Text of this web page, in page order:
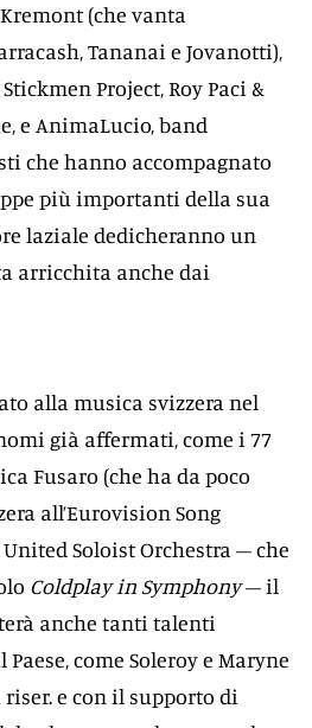
(che vanta
Tananai e Jovanotti),
Project, Roy Paci &
e AnimaLucio, band
che hanno accompagnato
più importanti della sua
laziale dedicheranno un
arricchita anche dai
alla musica svizzera nel
già affermati, come i 77
Fusaro (che ha da poco
all’Eurovision Song
United Soloist Orchestra – che
Coldplay in Symphony– il
anche tanti talenti
come Soleroy e Maryne
e con il supporto di